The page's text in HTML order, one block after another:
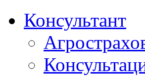
Консультант